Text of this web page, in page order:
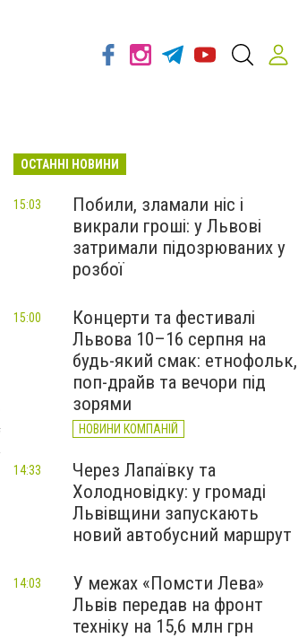
ОСТАННІ НОВИНИ
Побили, зламали ніс і
викрали гроші: у Львові
затримали підозрюваних у
розбої
15:03
Концерти та фестивалі
Львова 10–16 серпня на
будь-який смак: етнофольк,
поп-драйв та вечори під
зорями
НОВИНИ КОМПАНІЙ
15:00
Через Лапаївку та
Холодновідку: у громаді
Львівщини запускають
новий автобусний маршрут
14:33
У межах «Помсти Лева»
Львів передав на фронт
техніку на 15,6 млн грн
14:03